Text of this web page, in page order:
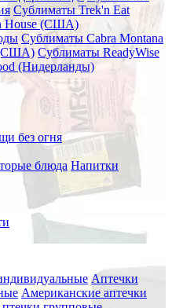
Сублиматы Trek'n Eat
House (США)
Сублиматы Cabra Montana
(США) Сублиматы ReadyWise
(Нидерланды)
без огня
блюда Напитки
Аптечки
Американские аптечки